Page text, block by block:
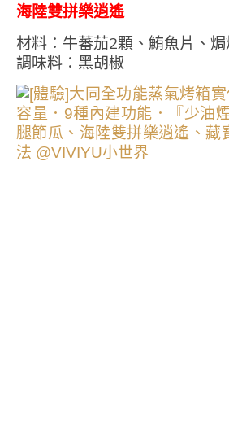
海陸雙拼樂逍遙
材料：牛蕃茄2顆、鮪魚片、
調味料：黑胡椒